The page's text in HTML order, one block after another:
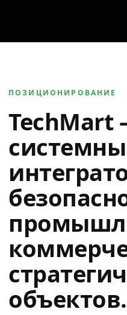
ПОЗИЦИОНИРОВАНИЕ
TechMart
объектов.